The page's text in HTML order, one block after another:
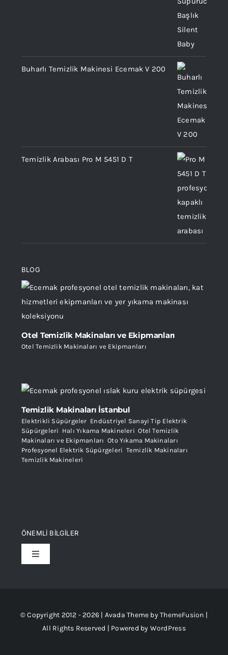
Buharlı Temizlik Makinesi Ecemak V 200
Temizlik Arabası Pro M 5451 D T
BLOG
Otel Temizlik Makinaları ve Ekipmanları
Otel Temizlik Makinaları ve Ekipmanları
Temizlik Makinaları İstanbul
Elektrikli Süpürgeler Endüstriyel Sanayi Tip Elektrik
Süpürgeleri Halı Yıkama Makineleri ,Otel Temizlik
Makinaları ve Ekipmanları ,Oto Yıkama Makinaları
Profesyonel Elektrik Süpürgeleri Temizlik Makinaları
Temizlik Makineleri
ÖNEMLİ BİLGİLER
Toggle
Üyelik ve Kullanm Şartları
© Copyright 2012 - 2026 | Avada Theme byThemeFusion |
All Rights Reserved | Powered by WordPress